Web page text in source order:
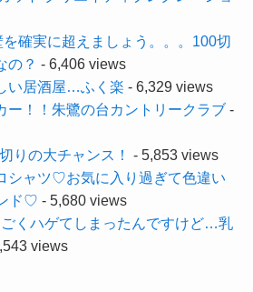
確実に超えましょう。。。100切
の？ - 6,406 views
い居酒屋…ふく楽 - 6,329 views
ー！！朱鷺の台カントリークラブ-
りの大チャンス！
- 5,853 views
シャツ♡お気に入り過ぎて色違い
ド♡ - 5,680 views
くハゲてしまったんですけど…乳
views